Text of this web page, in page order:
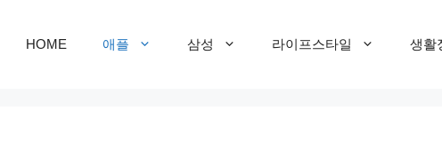
HOME 애플 삼성 라이프스타일 생활